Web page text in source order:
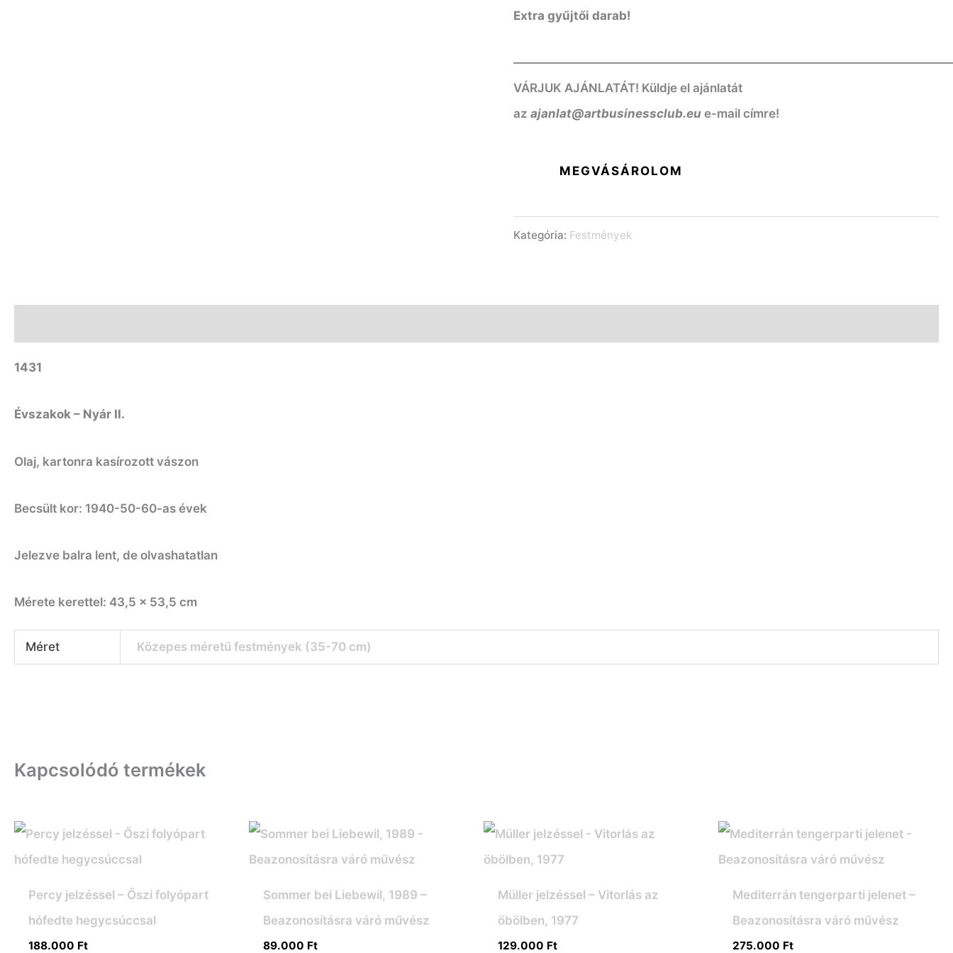
Extra gyűjtői darab!
VÁRJUK AJÁNLATÁT! Küldje el ajánlatát
azajanlat@artbusinessclub.eu e-mail címre!
MEGVÁSÁROLOM
Kategória: Festmények
1431
Évszakok – Nyár II.
Olaj, kartonra kasírozott vászon
Becsült kor: 1940-50-60-as évek
Jelezve balra lent, de olvashatatlan
Mérete kerettel: 43,5 x 53,5 cm
Méret Közepes méretű festmények (35-70 cm)
Kapcsolódó termékek
Percy jelzéssel – Őszi folyópart
hófedte hegycsúccsal
188.000 Ft
Sommer bei Liebewil, 1989 –
Beazonosításra váró művész
89.000 Ft
Müller jelzéssel – Vitorlás az
öbölben, 1977
129.000 Ft
Mediterrán tengerparti jelenet –
Beazonosításra váró művész
275.000 Ft